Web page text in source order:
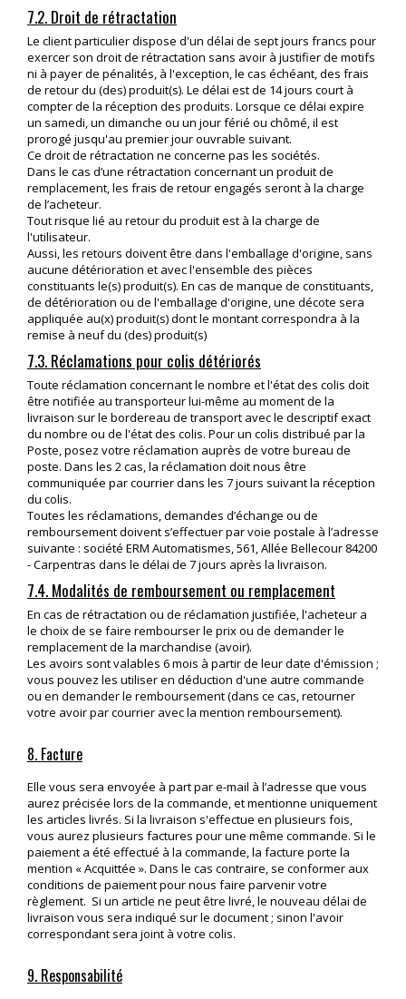
7.2. Droit de rétractation
Le client particulier dispose d'un délai de sept jours francs pour
exercer son droit de rétractation sans avoir à justifier de motifs
ni à payer de pénalités, à l'exception, le cas échéant, des frais
de retour du (des) produit(s). Le délai est de 14 jours court à
compter de la réception des produits. Lorsque ce délai expire
un samedi, un dimanche ou un jour férié ou chômé, il est
prorogé jusqu'au premier jour ouvrable suivant.
Ce droit de rétractation ne concerne pas les sociétés.
Dans le cas d’une rétractation concernant un produit de
remplacement, les frais de retour engagés seront à la charge
de l’acheteur.
Tout risque lié au retour du produit est à la charge de
l'utilisateur.
Aussi, les retours doivent être dans l'emballage d'origine, sans
aucune détérioration et avec l'ensemble des pièces
constituants le(s) produit(s). En cas de manque de constituants,
de détérioration ou de l'emballage d'origine, une décote sera
appliquée au(x) produit(s) dont le montant correspondra à la
remise à neuf du (des) produit(s)
7.3. Réclamations pour colis détériorés
Toute réclamation concernant le nombre et l'état des colis doit
être notifiée au transporteur lui-même au moment de la
livraison sur le bordereau de transport avec le descriptif exact
du nombre ou de l'état des colis. Pour un colis distribué par la
Poste, posez votre réclamation auprès de votre bureau de
poste. Dans les 2 cas, la réclamation doit nous être
communiquée par courrier dans les 7 jours suivant la réception
du colis.
Toutes les réclamations, demandes d’échange ou de
remboursement doivent s’effectuer par voie postale à l’adresse
suivante : société ERM Automatismes, 561, Allée Bellecour 84200
- Carpentras dans le délai de 7 jours après la livraison.
7.4. Modalités de remboursement ou remplacement
En cas de rétractation ou de réclamation justifiée, l'acheteur a
le choix de se faire rembourser le prix ou de demander le
remplacement de la marchandise (avoir).
Les avoirs sont valables 6 mois à partir de leur date d'émission ;
vous pouvez les utiliser en déduction d'une autre commande
ou en demander le remboursement (dans ce cas, retourner
votre avoir par courrier avec la mention remboursement).
8. Facture
Elle vous sera envoyée à part par e-mail à l’adresse que vous
aurez précisée lors de la commande, et mentionne uniquement
les articles livrés. Si la livraison s'effectue en plusieurs fois,
vous aurez plusieurs factures pour une même commande. Si le
paiement a été effectué à la commande, la facture porte la
mention « Acquittée ». Dans le cas contraire, se conformer aux
conditions de paiement pour nous faire parvenir votre
règlement. Si un article ne peut être livré, le nouveau délai de
livraison vous sera indiqué sur le document ; sinon l'avoir
correspondant sera joint à votre colis.
9. Responsabilité